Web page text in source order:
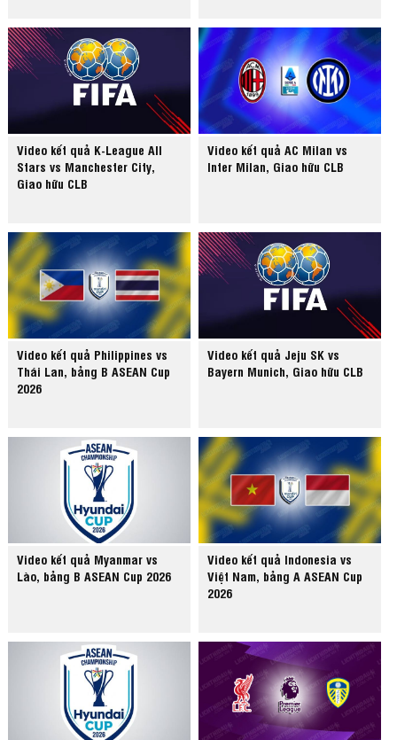
Video kết quả K-League All
Stars vs Manchester City,
Giao hữu CLB
Video kết quả AC Milan vs
Inter Milan, Giao hữu CLB
Video kết quả Philippines vs
Thái Lan, bảng B ASEAN Cup
2026
Video kết quả Jeju SK vs
Bayern Munich, Giao hữu CLB
Video kết quả Myanmar vs
Lào, bảng B ASEAN Cup 2026
Video kết quả Indonesia vs
Việt Nam, bảng A ASEAN Cup
2026